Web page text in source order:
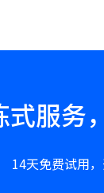
服务
14天免费试用